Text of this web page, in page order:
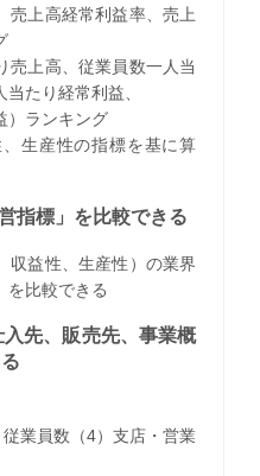
売上高経常利益率、売上
売上高、従業員数一人当
たり経常利益、
）ランキング
生産性の指標を基に算
指標」を比較できる
収益性、生産性）の業界
を比較できる
先、販売先、事業概
業員数（4）支店・営業